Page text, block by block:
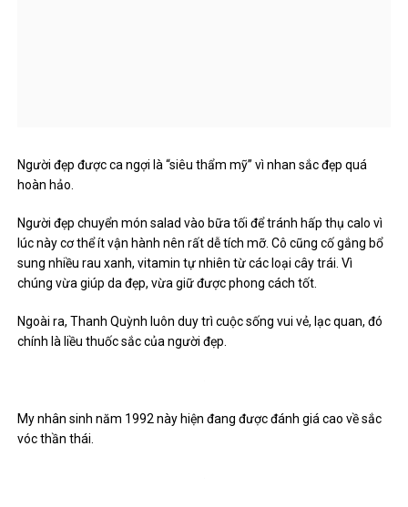
Người đẹp được ca ngợi là “siêu thẩm mỹ” vì nhan sắc đẹp quá
hoàn hảo.
Người đẹp chuyển món salad vào bữa tối để tránh hấp thụ calo vì
lúc này cơ thể ít vận hành nên rất dễ tích mỡ. Cô cũng cố gắng bổ
sung nhiều rau xanh, vitamin tự nhiên từ các loại cây trái. Vì
chúng vừa giúp da đẹp, vừa giữ được phong cách tốt.
Ngoài ra, Thanh Quỳnh luôn duy trì cuộc sống vui vẻ, lạc quan, đó
chính là liều thuốc sắc của người đẹp.
My nhân sinh năm 1992 này hiện đang được đánh giá cao về sắc
vóc thần thái.